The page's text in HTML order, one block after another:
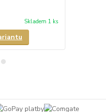
Skladem 1 ks